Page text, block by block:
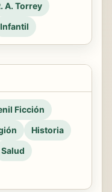
A. Torrey
Infantil
Ficción
Historia
Salud